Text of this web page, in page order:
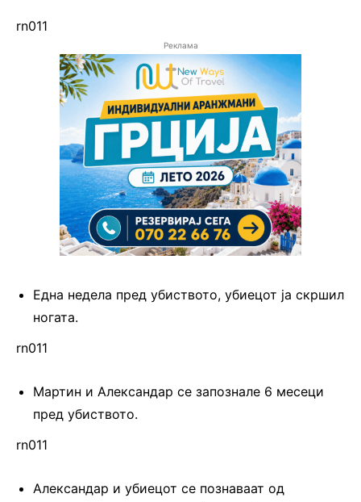
rn011
Реклама
Една недела пред убиството, убиецот ја скршил
ногата.
rn011
Мартин и Александар се запознале 6 месеци
пред убиството.
rn011
Александар и убиецот се познаваат од